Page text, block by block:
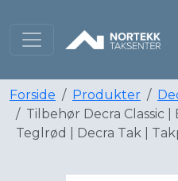
Forside Produkter
Tilbehør Decra Classic
Teglrød | Decra Tak |